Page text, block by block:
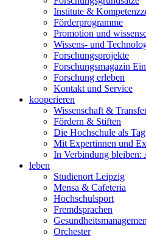
Institute &
Förderprogramme
Promotion und
Wissens- und
Forschungsprojekte
Forschungsmagazin
Forschung erleben
Kontakt und Service
kooperieren
Wissenschaft &
Fördern & Stiften
Die Hochschule als
Mit Expertinnen und
In Verbindung bleiben:
leben
Studienort Leipzig
Mensa & Cafeteria
Hochschulsport
Fremdsprachen
Orchester